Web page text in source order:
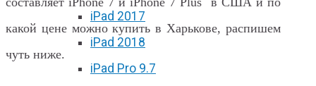
iPad 2017
iPad 2018
iPad Pro 9.7
какой цене можно купить в Харькове, распишем
чуть ниже.